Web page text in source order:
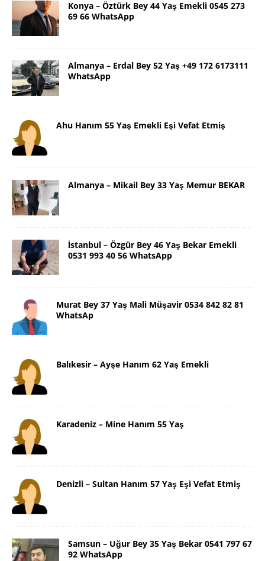
Konya – Öztürk Bey 44 Yaş Emekli 0545 273
69 66 WhatsApp
Almanya – Erdal Bey 52 Yaş +49 172 6173111
WhatsApp
Ahu Hanım 55 Yaş Emekli Eşi Vefat Etmiş
Almanya – Mikail Bey 33 Yaş Memur BEKAR
İstanbul – Özgür Bey 46 Yaş Bekar Emekli
0531 993 40 56 WhatsApp
Murat Bey 37 Yaş Mali Müşavir 0534 842 82 81
WhatsAp
Balıkesir – Ayşe Hanım 62 Yaş Emekli
Karadeniz – Mine Hanım 55 Yaş
Denizli – Sultan Hanım 57 Yaş Eşi Vefat Etmiş
Samsun – Uğur Bey 35 Yaş Bekar 0541 797 67
92 WhatsApp